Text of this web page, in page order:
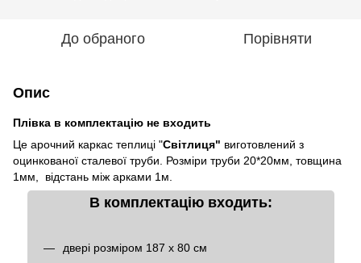
До обраного Порівняти
Опис
Плівка в комплектацію не входить
Це арочний каркас теплиці "Світлиця" виготовлений з
оцинкованої сталевої труби. Розміри труби 20*20мм, товщина
1мм, відстань між арками 1м.
В комплектацію входить:
двері розміром 187 х 80 см